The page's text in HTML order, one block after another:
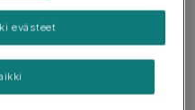
evästeet